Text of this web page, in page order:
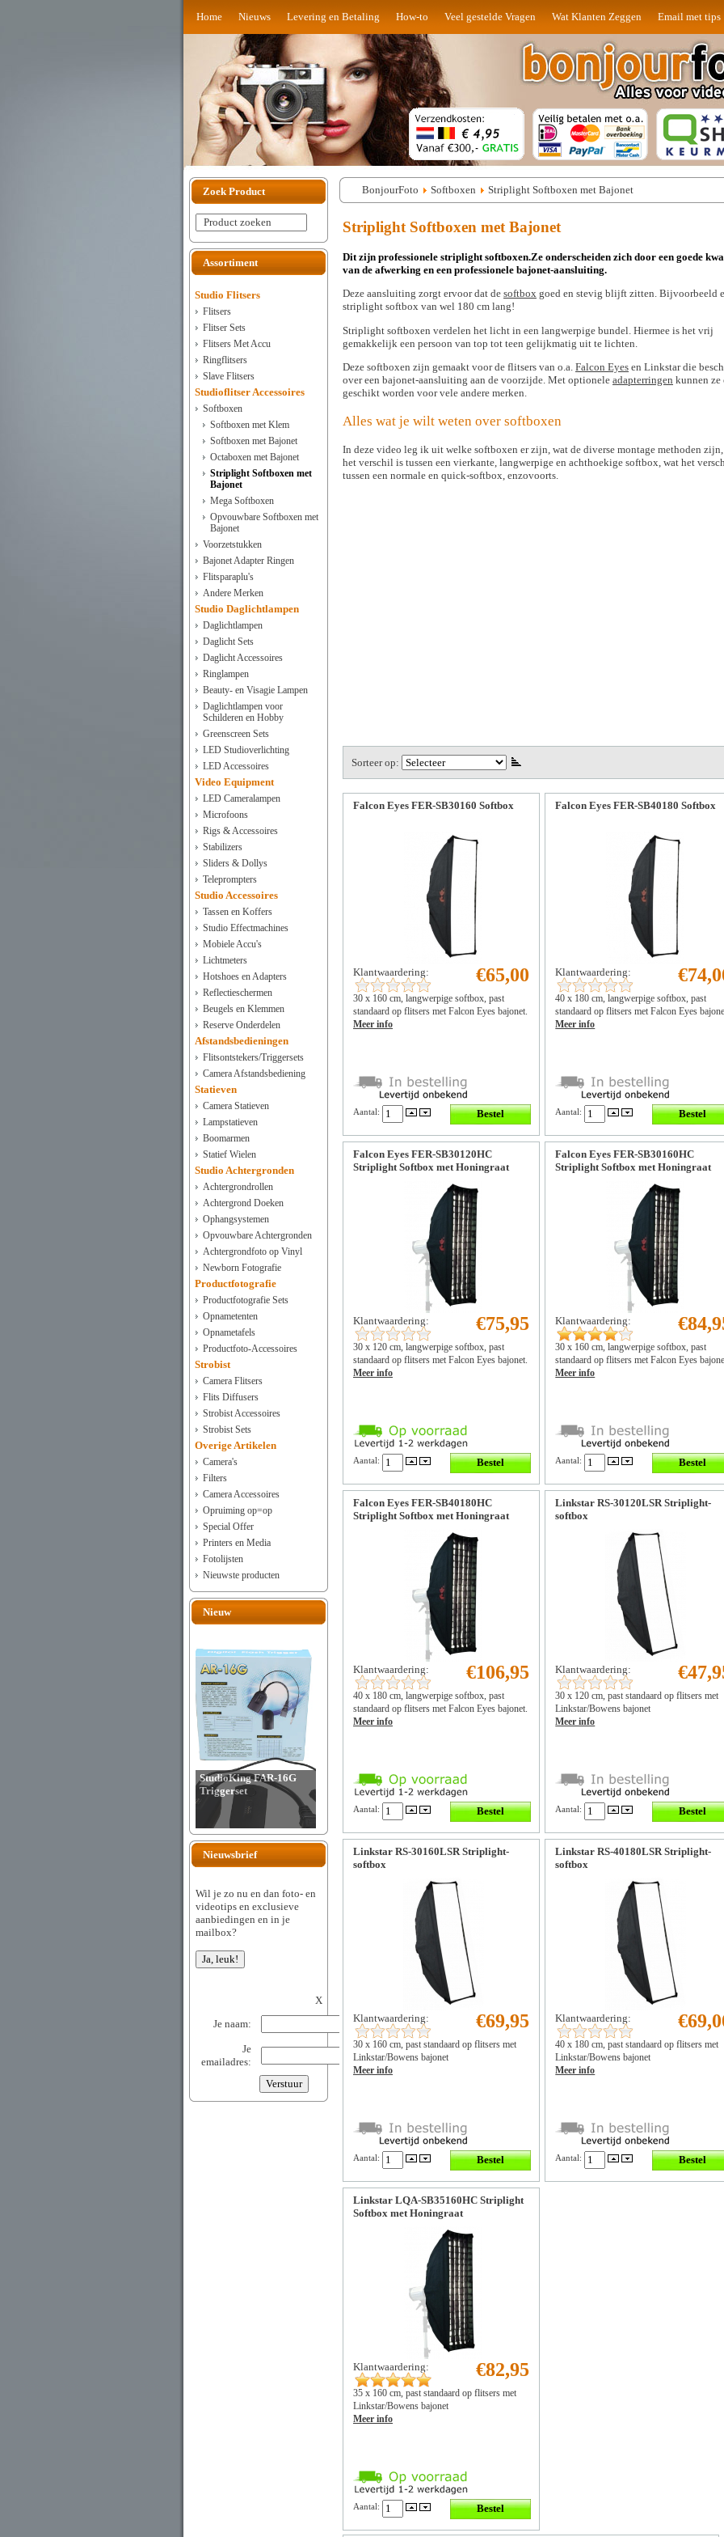
Home Nieuws Levering en Betaling How-to Veel gestelde Vragen Wat Klanten Zeggen Email met tips
Zoek Product
Product zoeken
Assortiment
Studio Flitsers
Flitsers
Flitser Sets
Flitsers Met Accu
Ringflitsers
Slave Flitsers
Studioflitser Accessoires
Softboxen
Softboxen met Klem
Softboxen met Bajonet
Octaboxen met Bajonet
Striplight Softboxen met
Bajonet
Mega Softboxen
Opvouwbare Softboxen met
Bajonet
Voorzetstukken
Bajonet Adapter Ringen
Flitsparaplu's
Andere Merken
Studio Daglichtlampen
Daglichtlampen
Daglicht Sets
Daglicht Accessoires
Ringlampen
Beauty- en Visagie Lampen
Daglichtlampen voor
Schilderen en Hobby
Greenscreen Sets
LED Studioverlichting
LED Accessoires
Video Equipment
LED Cameralampen
Microfoons
Rigs & Accessoires
Stabilizers
Sliders & Dollys
Teleprompters
Studio Accessoires
Tassen en Koffers
Studio Effectmachines
Mobiele Accu's
Lichtmeters
Hotshoes en Adapters
Reflectieschermen
Beugels en Klemmen
Reserve Onderdelen
Afstandsbedieningen
Flitsontstekers/Triggersets
Camera Afstandsbediening
Statieven
Camera Statieven
Lampstatieven
Boomarmen
Statief Wielen
Studio Achtergronden
Achtergrondrollen
Achtergrond Doeken
Ophangsystemen
Opvouwbare Achtergronden
Achtergrondfoto op Vinyl
Newborn Fotografie
Productfotografie
Productfotografie Sets
Opnametenten
Opnametafels
Productfoto-Accessoires
Strobist
Camera Flitsers
Flits Diffusers
Strobist Accessoires
Strobist Sets
Overige Artikelen
Camera's
Filters
Camera Accessoires
Opruiming op=op
Special Offer
Printers en Media
Fotolijsten
Nieuwste producten
Nieuw
StudioKing FAR-16G
Triggerset
Nieuwsbrief
Wil je zo nu en dan foto- en
videotips en exclusieve
aanbiedingen en in je
mailbox?
X
Je naam:
Je
emailadres:
BonjourFoto Softboxen Striplight Softboxen met Bajonet
Striplight Softboxen met Bajonet
Dit zijn professionele striplight softboxen.Ze onderscheiden zich door een goede
van de afwerking en een professionele bajonet-aansluiting.
Deze aansluiting zorgt ervoor dat de softbox goed en stevig blijft zitten. Bijvoorbeeld
striplight softbox van wel 180 cm lang!
Striplight softboxen verdelen het licht in een langwerpige bundel. Hiermee is het vrij
gemakkelijk een persoon van top tot teen gelijkmatig uit te lichten.
Deze softboxen zijn gemaakt voor de flitsers van o.a. Falcon Eyes en Linkstar die
over een bajonet-aansluiting aan de voorzijde. Met optionele adapterringen kunnen ze
geschikt worden voor vele andere merken.
Alles wat je wilt weten over softboxen
In deze video leg ik uit welke softboxen er zijn, wat de diverse montage methoden
het verschil is tussen een vierkante, langwerpige en achthoekige softbox, wat het
tussen een normale en quick-softbox, enzovoorts.
Sorteer op:
Falcon Eyes FER-SB30160 Softbox
Klantwaardering: €65,00
30 x 160 cm, langwerpige softbox, past
standaard op flitsers met Falcon Eyes bajonet.
Meer info
Aantal:
Falcon Eyes FER-SB40180 Softbox
Klantwaardering:
40 x 180 cm, langwerpige softbox, past
standaard op flitsers met Falcon Eyes
Meer info
Aantal:
Falcon Eyes FER-SB30120HC
Striplight Softbox met Honingraat
Klantwaardering: €75,95
30 x 120 cm, langwerpige softbox, past
standaard op flitsers met Falcon Eyes bajonet.
Meer info
Aantal:
Falcon Eyes FER-SB30160HC
Striplight Softbox met Honingraat
Klantwaardering:
30 x 160 cm, langwerpige softbox, past
standaard op flitsers met Falcon Eyes
Meer info
Aantal:
Falcon Eyes FER-SB40180HC
Striplight Softbox met Honingraat
Klantwaardering: €106,95
40 x 180 cm, langwerpige softbox, past
standaard op flitsers met Falcon Eyes bajonet.
Meer info
Aantal:
Linkstar RS-30120LSR Striplight-
softbox
Klantwaardering:
30 x 120 cm, past standaard op flitsers met
Linkstar/Bowens bajonet
Meer info
Aantal:
Linkstar RS-30160LSR Striplight-
softbox
Klantwaardering: €69,95
30 x 160 cm, past standaard op flitsers met
Linkstar/Bowens bajonet
Meer info
Aantal:
Linkstar RS-40180LSR Striplight-
softbox
Klantwaardering:
40 x 180 cm, past standaard op flitsers met
Linkstar/Bowens bajonet
Meer info
Aantal:
Linkstar LQA-SB35160HC Striplight
Softbox met Honingraat
Klantwaardering: €82,95
35 x 160 cm, past standaard op flitsers met
Linkstar/Bowens bajonet
Meer info
Aantal: